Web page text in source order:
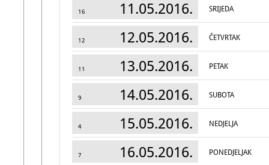
16 11.05.2016. SRIJEDA
12 12.05.2016. ČETVRTAK
11 13.05.2016. PETAK
9 14.05.2016. SUBOTA
4 15.05.2016. NEDJELJA
7 16.05.2016. PONEDJELJAK